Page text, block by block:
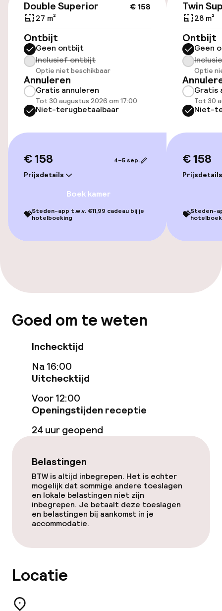
Toegankelijkheid
Lift
Kamers
Familiekamers beschikbaar
Gratis wifi
Roomservice
Beleid
Vrijgezellenfeesten of andere feesten
€ 158
Double Superior
27 m²
Ontbijt
Geen ontbijt
Inclusief ontbijt
Optie niet beschikbaar
Annuleren
Gratis annuleren
Tot 30 augustus 2026 om 17:00
Niet-terugbetaalbaar
€ 158
Prijsdetails
4–5 sep.
Boek kamer
💝Steden-app t.w.v. €11,99 cadeau bij je
hotelboeking
Twin
28 m²
Ontbijt
Geen
Optie
Gratis
Tot 30
Niet-
€ 158
Prijsdetails
💝Steden-
Goed om te weten
Inchecktijd
Na 16:00
Uitchecktijd
Voor 12:00
Openingstijden receptie
24 uur geopend
Belastingen
BTW is altijd inbegrepen. Het is echter
mogelijk dat sommige andere toeslagen
en lokale belastingen niet zijn
inbegrepen. Je betaalt deze toeslagen
en belastingen bij aankomst in je
accommodatie.
Locatie